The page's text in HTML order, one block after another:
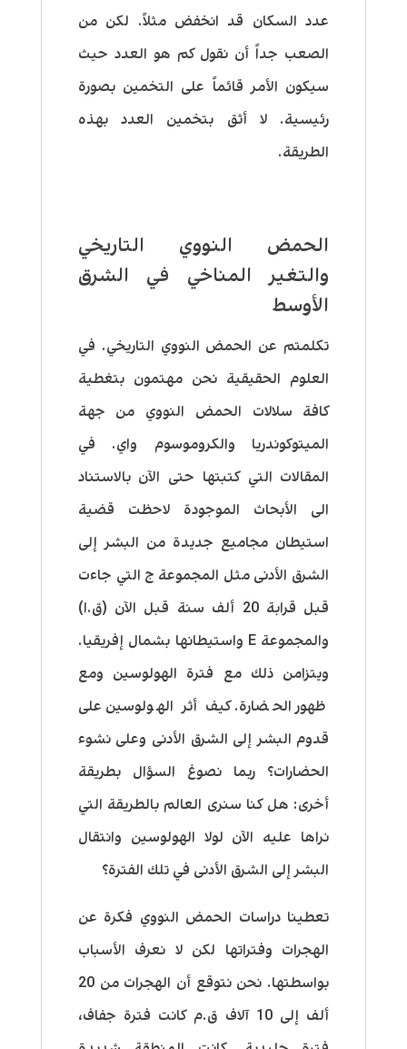
عدد السكان قد انخفض مثلاً. لكن من
الصعب جداً أن نقول كم هو العدد حيث
سيكون الأمر قائماً على التخمين بصورة
رئيسية. لا أثق بتخمين العدد بهذه
الطريقة.
الحمض النووي التاريخي
والتغير المناخي في الشرق
الأوسط
تكلمتم عن الحمض النووي التاريخي. في
العلوم الحقيقية نحن مهتمون بتغطية
كافة سلالات الحمض النووي من جهة
الميتوكوندريا والكروموسوم واي. في
المقالات التي كتبتها حتى الآن بالاستناد
الى الأبحاث الموجودة لاحظت قضية
استيطان مجاميع جديدة من البشر إلى
الشرق الأدنى مثل المجموعة ج التي جاءت
قبل قرابة 20 ألف سنة قبل الآن (ق.ا)
والمجموعةE واستيطانها بشمال إفريقيا.
ويتزامن ذلك مع فترة الهولوسين ومع
ظهور الحضارة. كيف أثر الهولوسين على
قدوم البشر إلى الشرق الأدنى وعلى نشوء
الحضارات؟ ربما نصوغ السؤال بطريقة
أخرى: هل كنا سنرى العالم بالطريقة التي
نراها عليه الآن لولا الهولوسين وانتقال
البشر إلى الشرق الأدنى في تلك الفترة؟
تعطينا دراسات الحمض النووي فكرة عن
الهجرات وفتراتها لكن لا نعرف الأسباب
بواسطتها. نحن نتوقع أن الهجرات من 20
ألف إلى 10 آلاف ق.م كانت فترة جفاف،